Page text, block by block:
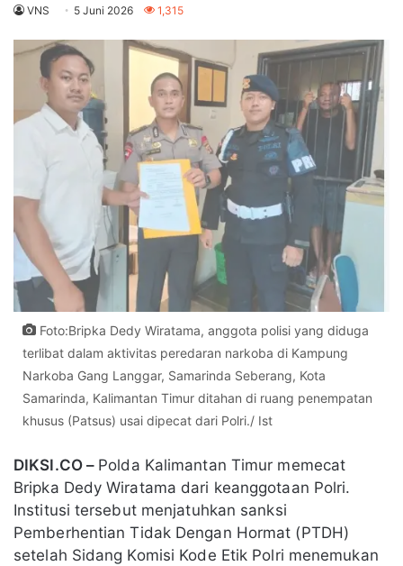
VNS 5 Juni 2026 1,315
Foto:Bripka Dedy Wiratama, anggota polisi yang diduga
terlibat dalam aktivitas peredaran narkoba di Kampung
Narkoba Gang Langgar, Samarinda Seberang, Kota
Samarinda, Kalimantan Timur ditahan di ruang penempatan
khusus (Patsus) usai dipecat dari Polri./ Ist
DIKSI.CO – Polda Kalimantan Timur memecat
Bripka Dedy Wiratama dari keanggotaan Polri.
Institusi tersebut menjatuhkan sanksi
Pemberhentian Tidak Dengan Hormat (PTDH)
setelah Sidang Komisi Kode Etik Polri menemukan